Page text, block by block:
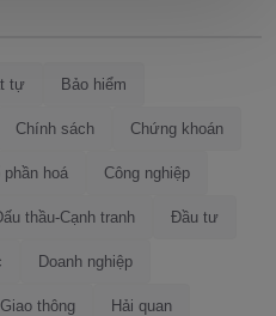
tự Bảo hiểm
Chính sách Chứng khoán
phần hoá Công nghiệp
thầu-Cạnh tranh Đầu tư
Doanh nghiệp
Giao thông Hải quan